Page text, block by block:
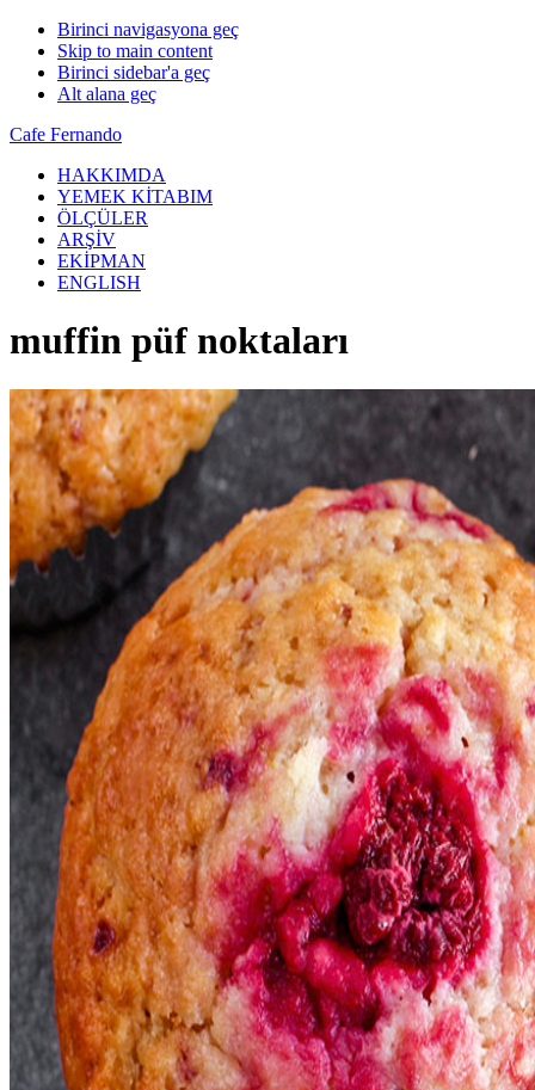
Birinci navigasyona geç
Skip to main content
Birinci sidebar'a geç
Alt alana geç
Cafe Fernando
HAKKIMDA
YEMEK KİTABIM
ÖLÇÜLER
ARŞİV
EKİPMAN
ENGLISH
muffin püf noktaları